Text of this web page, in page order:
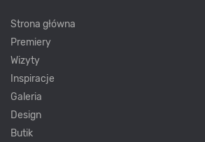
Strona główna
Premiery
Wizyty
Inspiracje
Galeria
Design
Butik